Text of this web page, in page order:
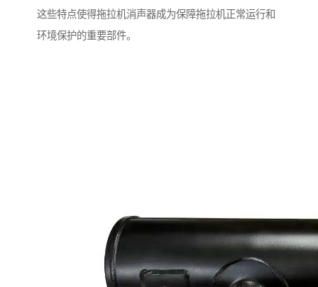
这些特点使得拖拉机消声器成为保障拖拉机正常运行和
环境保护的重要部件。